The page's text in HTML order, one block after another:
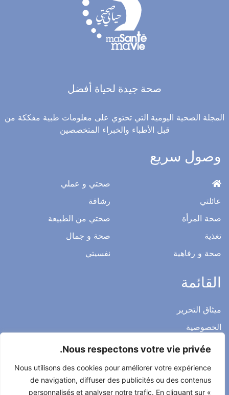
Nous respectons votre vie privée.
Nous utilisons des cookies pour améliorer votre expérience
de navigation, diffuser des publicités ou des contenus
personnalisés et analyser notre trafic. En cliquant sur «
صحة جيدة لحياة أفضل
المجلة الصحية اليومية التي تحتوي على معلومات طبية مفككة من
قبل الأطباء والخبراء المتخصصين
وصول سريع
عائلتي
صحة المرأة
تغذية
صحة و رفاهية
صحتي و عملي
رشاقة
صحتي من الطبيعة
صحة و جمال
نفسيتي
القائمة
ميثاق التحرير
الخصوصية
الاشعار القانوني
اتصل بنا